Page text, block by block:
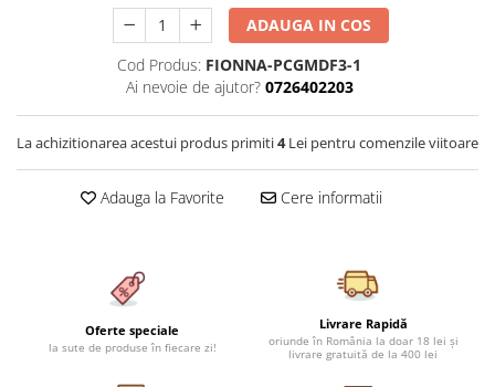
Cearceaf cu elastic 4 piese
Cearceaf normal 6 piese
Lenjerii Catifea
Cearceaf normal
Lenjerii Pufoase Fluffy/ Rabbit
Bumbac Neted Nesatinat
Lenjerii Satin Premium
Lenjerii Jacquard
Huse De Pat Tricotate 160x200cm
Huse De Pat Tricotate 180x200cm
Huse Impermeabile
Huse Impermeabile 160x200cm
Huse Impermeabile 180x200cm
ADAUGA IN COS
Cod Produs: FIONNA-PCGMDF3-1
Ai nevoie de ajutor? 0726402203
La achizitionarea acestui produs primiti4Lei pentru comenzile viitoare
Adauga la Favorite Cere informatii
Oferte speciale
la sute de produse în fiecare zi!
Livrare Rapidă
oriunde în România la doar 18 lei și
livrare gratuită de la 400 lei